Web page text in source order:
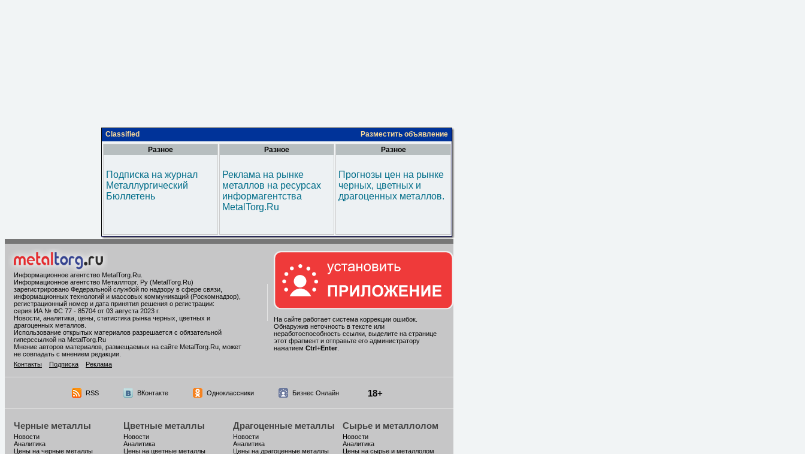
Classified
Разместить объявление
Разное
Подписка на журнал
Металлургический
Бюллетень
Разное
Реклама на рынке
металлов на ресурсах
информагентства
MetalTorg.Ru
Разное
Прогнозы цен на рынке
черных, цветных и
драгоценных металлов.
Информационное агентство MetalTorg.Ru
Информационное агентство Металлторг. Ру (MetalTorg.Ru)
зарегистрировано Федеральной службой по надзору в сфере связи,
информационных технологий и массовых коммуникаций (Роскомнадзор),
регистрационный номер и дата принятия решения о регистрации:
серия ИА № ФС 77 - 85704 от 03 августа 2023 г.
Новости, аналитика, цены, статистика рынка черных, цветных и
драгоценных металлов.
Использование открытых материалов разрешается с обязательной
гиперссылкой на MetalTorg.Ru
Мнение авторов материалов, размещаемых на сайте MetalTorg.Ru, может
не совпадать с мнением редакции.
Контакты
Подписка Реклама
На сайте работает система коррекции ошибок.
Обнаружив неточность в тексте или
неработоспособность ссылки, выделите на странице
этот фрагмент и отправьте его администратору
нажатием Ctrl +Enter.
RSS ВКонтакте Одноклассники Бизнес Онлайн 18+
Черные металлы
Новости
Аналитика
Цены на черные металлы
Цветные металлы
Новости
Аналитика
Цены на цветные металлы
Драгоценные металлы
Новости
Аналитика
Цены на драгоценные металлы
Сырье и металлолом
Новости
Аналитика
Цены на сырье и металлолом